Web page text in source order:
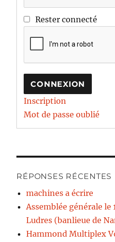
Rester connecté
CONNEXION
Inscription
Mot de passe oublié
RÉPONSES RÉCENTES
machines a écrire
Assemblée générale le
Ludres (banlieue de
Hammond Multiplex